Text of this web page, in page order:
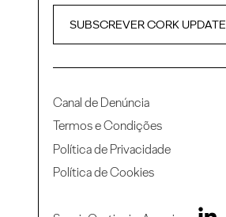
SUBSCREVER CORK UPDATE
Canal de Denúncia
Termos e Condições
Política de Privacidade
Política de Cookies